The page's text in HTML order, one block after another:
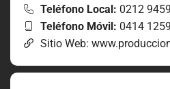
Teléfono Local: 0212
Teléfono Móvil: 0414
Sitio Web: